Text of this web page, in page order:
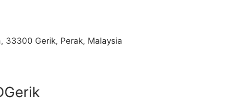
33300 Gerik, Perak, Malaysia